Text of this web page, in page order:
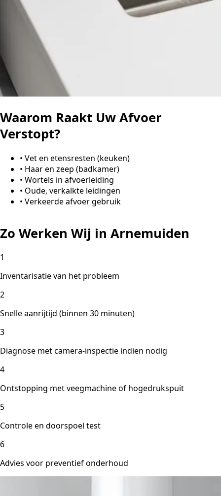
Waarom Raakt Uw Afvoer
Verstopt?
• Vet en etensresten (keuken)
• Haar en zeep (badkamer)
• Wortels in afvoerleiding
• Oude, verkalkte leidingen
• Verkeerde afvoer gebruik
Zo Werken Wij in Arnemuiden
1
Inventarisatie van het probleem
2
Snelle aanrijtijd (binnen 30 minuten)
3
Diagnose met camera-inspectie indien nodig
4
Ontstopping met veegmachine of hogedrukspuit
5
Controle en doorspoel test
6
Advies voor preventief onderhoud